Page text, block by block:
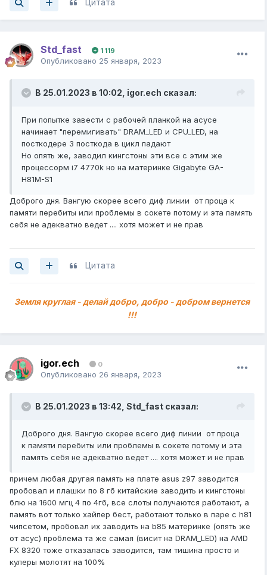
Цитата
Std_fast 1 119
Опубликовано 25 января, 2023
В 25.01.2023 в 10:02, igor.ech сказал:
При попытке завести с рабочей планкой на асусе
начинает "перемигивать" DRAM_LED и CPU_LED, на
посткодере 3 посткода в цикл падают
Но опять же, заводил кингстоны эти все с этим же
процессорм i7 4770k но на материнке Gigabyte GA-
H81M-S1
Доброго дня. Вангую скорее всего диф линии от проца к
памяти перебиты или проблемы в сокете потому и эта память
себя не адекватно ведет .... хотя может и не прав
Цитата
Земля круглая - делай добро, добро - добром вернется
!!!
igor.ech 0
Опубликовано 26 января, 2023
В 25.01.2023 в 13:42, Std_fast сказал:
Доброго дня. Вангую скорее всего диф линии от проца
к памяти перебиты или проблемы в сокете потому и эта
память себя не адекватно ведет .... хотя может и не прав
причем любая другая память на плате asus z97 заводится
пробовал и плашки по 8 гб китайские заводить и кингстоны
блю на 1600 мгц 4 по 4гб, все слоты получаются работают, а
память вот только хайпер бест, работают только в паре с h81
чипсетом, пробовал их заводить на b85 материнке (опять же
от асус) проблема та же самая (висит на DRAM_LED) на AMD
FX 8320 тоже отказалась заводится, там тишина просто и
кулеры молотят на 100%